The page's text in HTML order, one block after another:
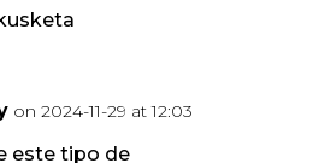
on 2024-11-29 at 12:03
este tipo de